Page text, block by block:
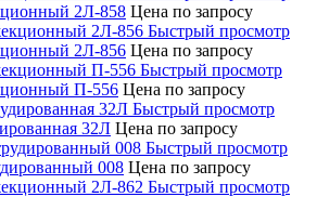
2Л-858 Цена по запросу
Быстрый просмотр
2Л-856 Цена по запросу
Быстрый просмотр
П-556 Цена по запросу
Быстрый просмотр
32Л Цена по запросу
Быстрый просмотр
008 Цена по запросу
Быстрый просмотр